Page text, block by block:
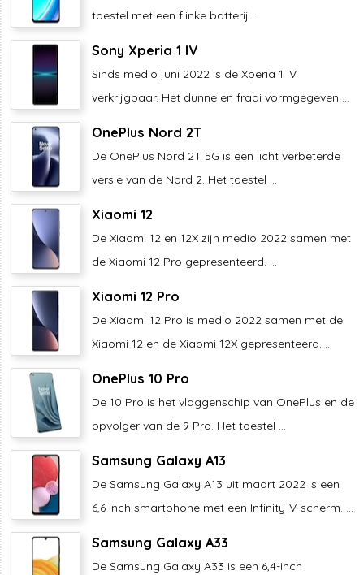
toestel met een flinke batterij ...
Sony Xperia 1 IV
Sinds medio juni 2022 is de Xperia 1 IV
verkrijgbaar. Het dunne en fraai vormgegeven ...
OnePlus Nord 2T
De OnePlus Nord 2T 5G is een licht verbeterde
versie van de Nord 2. Het toestel ...
Xiaomi 12
De Xiaomi 12 en 12X zijn medio 2022 samen met
de Xiaomi 12 Pro gepresenteerd. ...
Xiaomi 12 Pro
De Xiaomi 12 Pro is medio 2022 samen met de
Xiaomi 12 en de Xiaomi 12X gepresenteerd. ...
OnePlus 10 Pro
De 10 Pro is het vlaggenschip van OnePlus en de
opvolger van de 9 Pro. Het toestel ...
Samsung Galaxy A13
De Samsung Galaxy A13 uit maart 2022 is een
6,6 inch smartphone met een Infinity-V-scherm. ...
Samsung Galaxy A33
De Samsung Galaxy A33 is een 6,4-inch